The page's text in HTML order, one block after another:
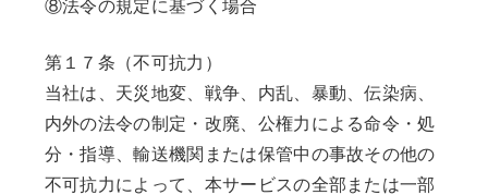
ABOUT
VISION
SERVICE
⑧法令の規定に基づく場合
第１７条（不可抗力）
当社は、天災地変、戦争、内乱、暴動、伝染病、
内外の法令の制定・改廃、公権力による命令・処
分・指導、輸送機関または保管中の事故その他の
不可抗力によって、本サービスの全部または一部